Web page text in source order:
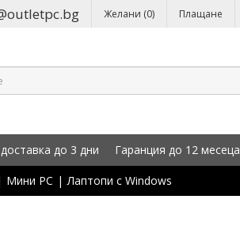
Желани (0) Плащане
до 3 дни Гаранция до 12 месеца
Мини PC | Лаптопи с Windows